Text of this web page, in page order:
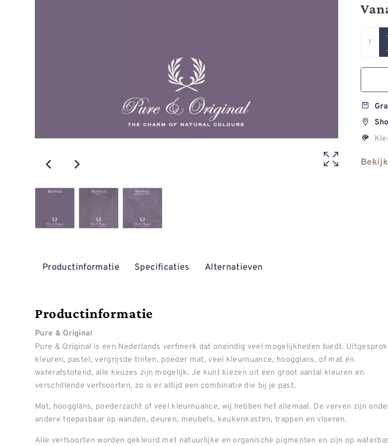
Productinformatie Specificaties Alternatieven
Productinformatie
Pure & Original
Pure & Original is een Nederlands verfmerk dat oneindig veel mogelijkheden biedt.
kleuren, pastel, vergrijsde tinten, poeder mat, veel kleurnuance, hoogglans, of mat én
waterafstotend, alle keuzes zijn mogelijk. Je kunt kiezen uit een groot aantal kleuren en
verschillende verfsoorten, zo is er altijd een combinatie die bij je past.
Mat, hoogglans, poederzacht of veel kleurnuance, wij hebben het allemaal. De verven zijn
andere toepasbaar op wanden, deuren, meubels, keukenkasten, trappen en vloeren.
Alle verfsoorten worden gekleurd met natuurlijke en organische pigmenten en zijn op